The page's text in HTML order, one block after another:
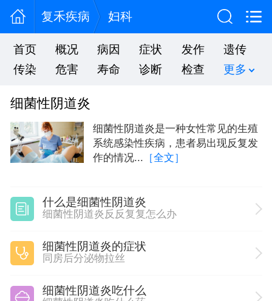
复禾疾病 妇科
首页 概况 病因 症状 发作
遗传
传染
危害 寿命 诊断 检查 更多
细菌性阴道炎
细菌性阴道炎是一种女性常见的生殖
系统感染性疾病，患者易出现反复发
作的情况... ［全文］
什么是细菌性阴道炎
细菌性阴道炎反反复复怎么办
细菌性阴道炎的症状
同房后分泌物拉丝
细菌性阴道炎吃什么